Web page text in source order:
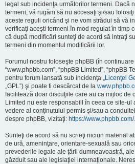
legal sub incidenţa următorilor termeni. Dacă
termeni, vă rugăm să nu accesaţi şi/sau folosiţi
aceste reguli oricând şi ne vom strădui să vă
verificaţi aceşti termeni în mod regulat în timp
că după modificări sunteţi de acord să intraţi
termeni din momentul modificării lor.
Forumul nostru foloseşte phpBB (în continuare
“www.phpbb.com”, “phpBB Limited”, “phpBB
pentru forum lansată sub incidenţa „Licenţei
„GPL”) şi poate fi descărcat de la
facilitează doar discuţiile care au ca mijloc de
Limited nu este responsabill în ceea ce site-ul
vedere al conţinutului permis şi/sau a
despre phpBB, vizitaţi: https://www.phpbb.com/.
Sunteţi de acord să nu scrieţi niciun material
de ură, ameninţare, orientare-sexuală sau
prevederile legale ale ţării dumneavoastră, ale
găzduit sau ale legislaţiei internaţionale.